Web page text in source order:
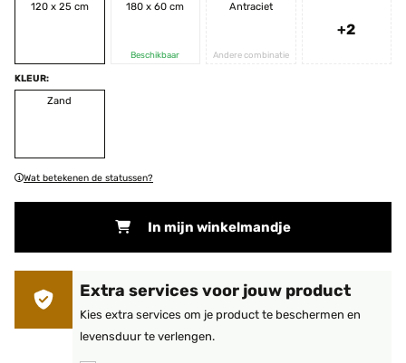
120 x 25 cm
180 x 60 cm
Beschikbaar
Antraciet
Andere combinatie
+2
KLEUR:
Zand
Wat betekenen de statussen?
In mijn winkelmandje
Extra services voor jouw product
Kies extra services om je product te beschermen en
levensduur te verlengen.